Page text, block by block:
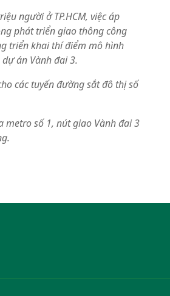
người ở TP.HCM, việc áp
phát triển giao thông công
triển khai thí điểm mô hình
án Vành đai 3.
các tuyến đường sắt đô thị số
metro số 1, nút giao Vành đai 3